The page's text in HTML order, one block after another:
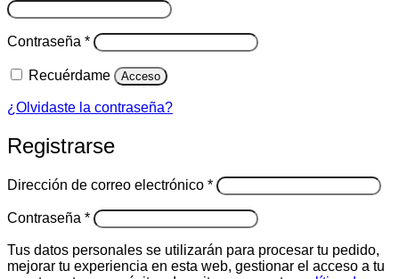
Contraseña *Obligatorio
Recuérdame Acceso
¿Olvidaste la contraseña?
Registrarse
Dirección de correo electrónico *Obligatorio
Contraseña *Obligatorio
Tus datos personales se utilizarán para procesar tu pedido,
mejorar tu experiencia en esta web, gestionar el acceso a tu